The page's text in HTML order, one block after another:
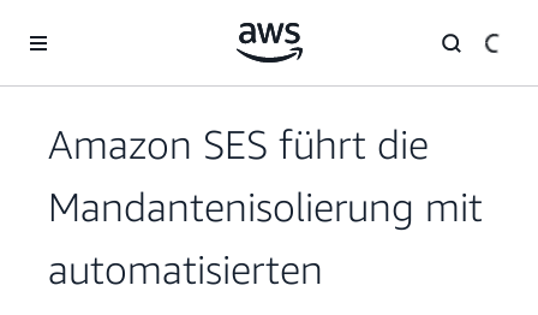
Überspringen zum Hauptinhalt
Amazon SES führt die
Mandantenisolierung mit
automatisierten